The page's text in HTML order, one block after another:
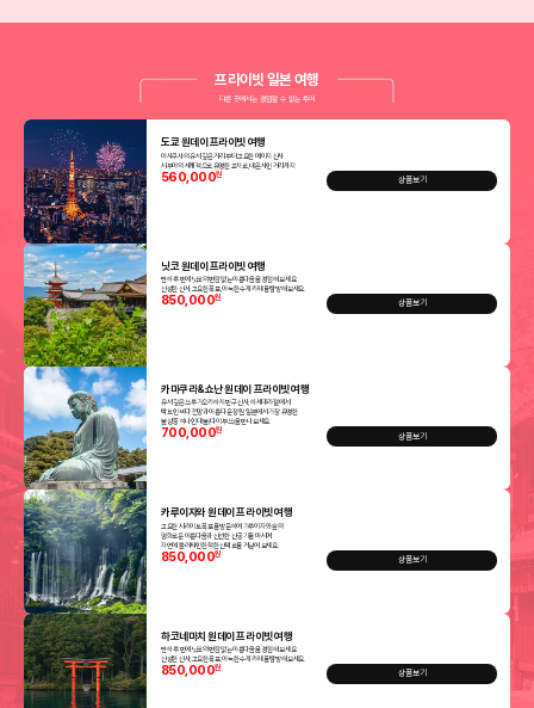
프라이빗 일본 여행
다른 곳에서는 경험할 수 없는 투어
도쿄 원데이 프라이빗 여행
아사쿠사의 유서 깊은 거리부터 고요한 메이지 신사
시부야의 세계적으로 유명한 교차로, 네온사인 거리까지
560,000원
상품보기
닛코 원데이 프라이빗 여행
단 하루 만에 닛코의 변함없는 아름다움을 경험해 보세요.
신성한 신사, 고요한 폭포, 아늑한 수제 카페를 탐방해 보세요.
850,000원
상품보기
카마쿠라&쇼난 원데이 프라이빗 여행
유서 깊은 쓰루가오카 하치만구 신사, 하세데라 절에서
탁 트인 바다 전망과 아름다운 정원, 일본에서 가장 유명한
불상 중 하나인 대불(다이부쓰)을 만나보세요.
700,000원
상품보기
카루이자와 원데이 프라이빗 여행
고요한 시라이토 폭포를 방문하여 가루이자와 숲의
평화로운 아름다움과 신선한 산 공기를 마시며
자연에 둘러싸인 한적한 산책로를 거닐어 보세요.
850,000원
상품보기
하코네마치 원데이 프라이빗 여행
단 하루 만에 닛코의 변함없는 아름다움을 경험해 보세요.
신성한 신사, 고요한 폭포, 아늑한 수제 카페를 탐방해 보세요.
850,000원
상품보기